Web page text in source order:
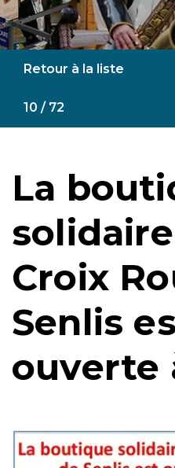
Retour à la liste
10 / 72
La
Croix
Senlis
ouverte